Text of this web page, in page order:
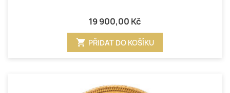
19 900,00 Kč
shopping_cart PŘIDAT DO KOŠÍKU